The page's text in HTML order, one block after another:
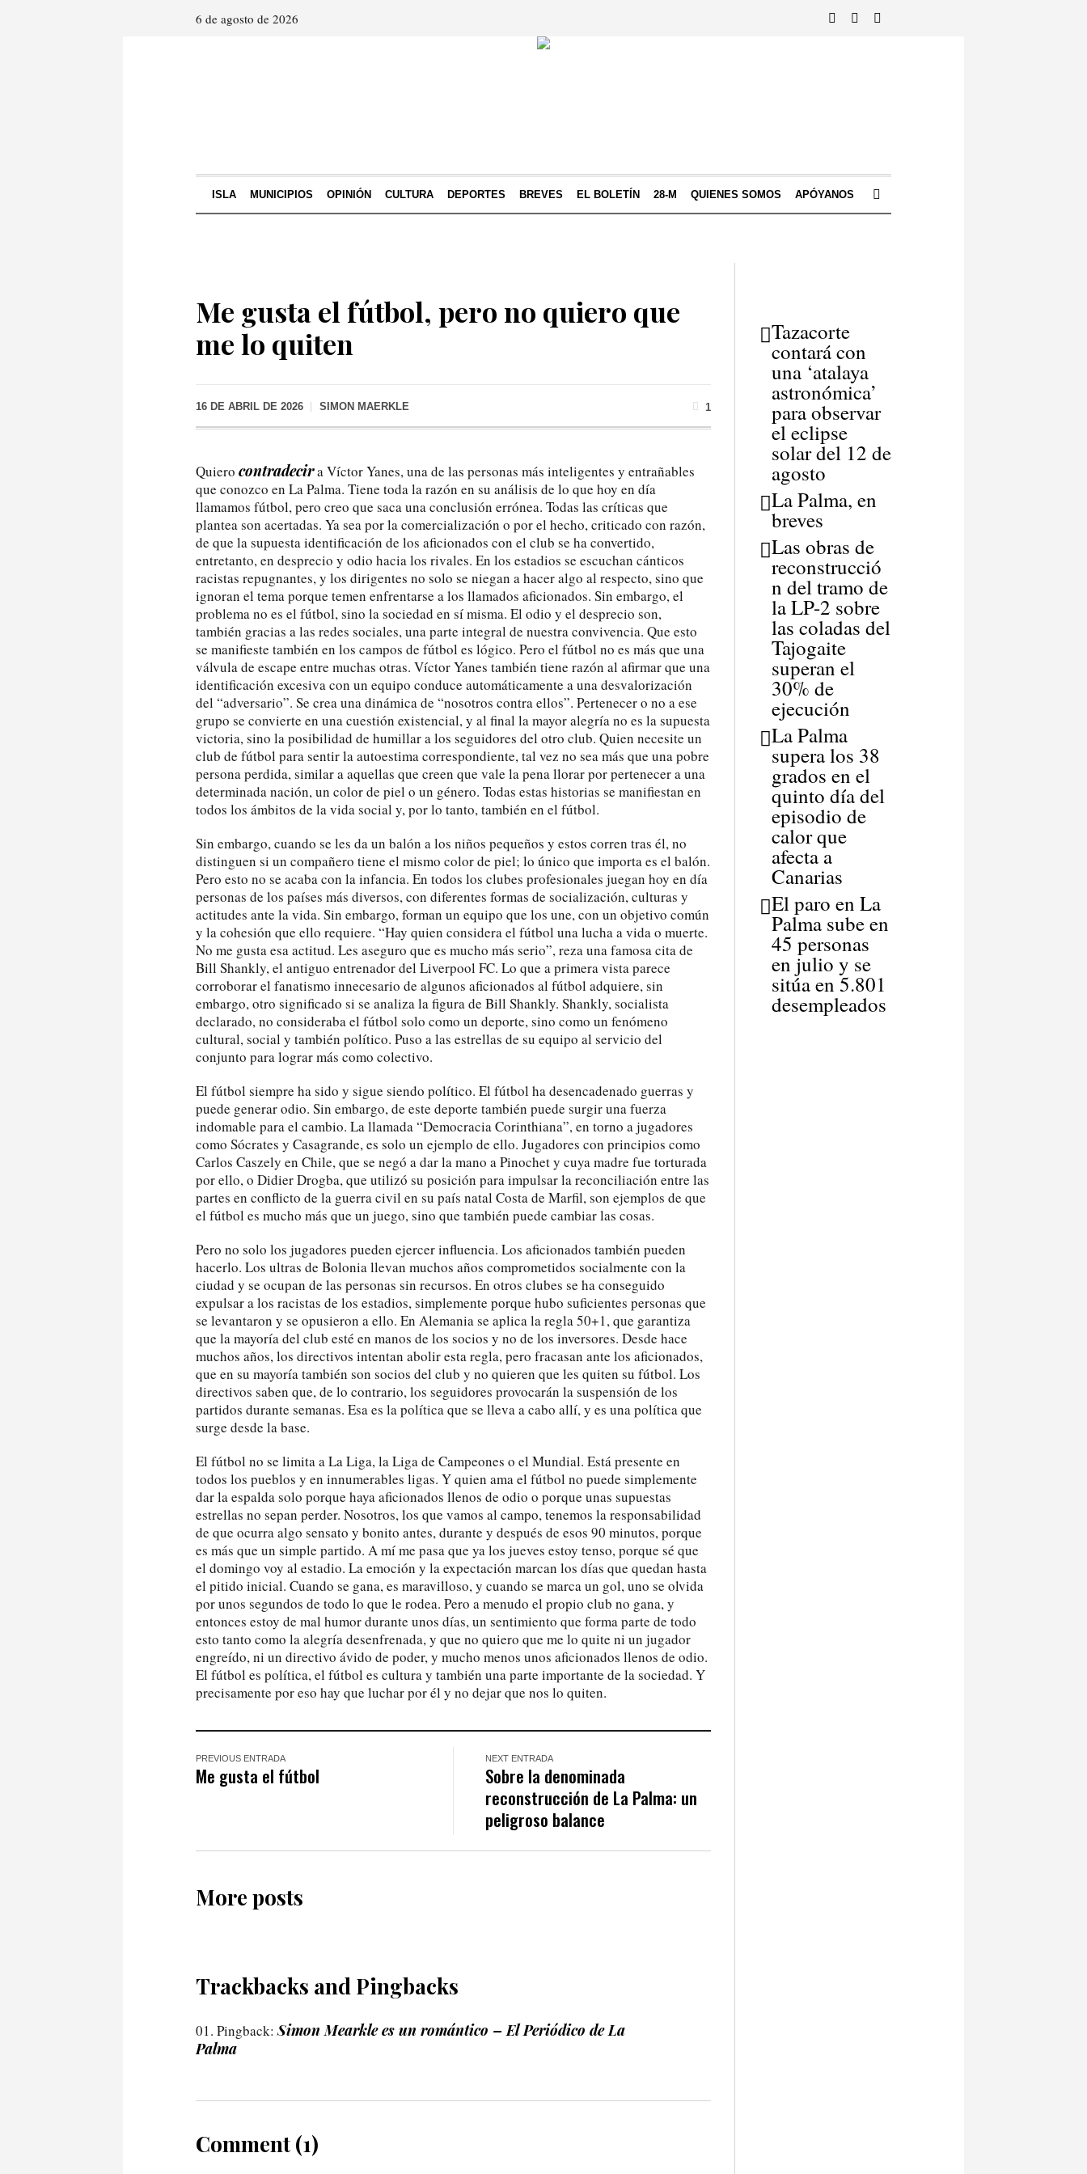
6 de agosto de 2026
ISLA MUNICIPIOS OPINIÓN CULTURA DEPORTES BREVES EL BOLETÍN 28-M QUIENES SOMOS APÓYANOS
Me gusta el fútbol, pero no quiero que
me lo quiten
16 DE ABRIL DE 2026 SIMON MAERKLE 1
Quiero contradecira Víctor Yanes, una de las personas más inteligentes y entrañables
que conozco en La Palma. Tiene toda la razón en su análisis de lo que hoy en día
llamamos fútbol, pero creo que saca una conclusión errónea. Todas las críticas que
plantea son acertadas. Ya sea por la comercialización o por el hecho, criticado con razón,
de que la supuesta identificación de los aficionados con el club se ha convertido,
entretanto, en desprecio y odio hacia los rivales. En los estadios se escuchan cánticos
racistas repugnantes, y los dirigentes no solo se niegan a hacer algo al respecto, sino que
ignoran el tema porque temen enfrentarse a los llamados aficionados. Sin embargo, el
problema no es el fútbol, sino la sociedad en sí misma. El odio y el desprecio son,
también gracias a las redes sociales, una parte integral de nuestra convivencia. Que esto
se manifieste también en los campos de fútbol es lógico. Pero el fútbol no es más que una
válvula de escape entre muchas otras. Víctor Yanes también tiene razón al afirmar que una
identificación excesiva con un equipo conduce automáticamente a una desvalorización
del “adversario”. Se crea una dinámica de “nosotros contra ellos”. Pertenecer o no a ese
grupo se convierte en una cuestión existencial, y al final la mayor alegría no es la supuesta
victoria, sino la posibilidad de humillar a los seguidores del otro club. Quien necesite un
club de fútbol para sentir la autoestima correspondiente, tal vez no sea más que una pobre
persona perdida, similar a aquellas que creen que vale la pena llorar por pertenecer a una
determinada nación, un color de piel o un género. Todas estas historias se manifiestan en
todos los ámbitos de la vida social y, por lo tanto, también en el fútbol.
Sin embargo, cuando se les da un balón a los niños pequeños y estos corren tras él, no
distinguen si un compañero tiene el mismo color de piel; lo único que importa es el balón.
Pero esto no se acaba con la infancia. En todos los clubes profesionales juegan hoy en día
personas de los países más diversos, con diferentes formas de socialización, culturas y
actitudes ante la vida. Sin embargo, forman un equipo que los une, con un objetivo común
y la cohesión que ello requiere. “Hay quien considera el fútbol una lucha a vida o muerte.
No me gusta esa actitud. Les aseguro que es mucho más serio”, reza una famosa cita de
Bill Shankly, el antiguo entrenador del Liverpool FC. Lo que a primera vista parece
corroborar el fanatismo innecesario de algunos aficionados al fútbol adquiere, sin
embargo, otro significado si se analiza la figura de Bill Shankly. Shankly, socialista
declarado, no consideraba el fútbol solo como un deporte, sino como un fenómeno
cultural, social y también político. Puso a las estrellas de su equipo al servicio del
conjunto para lograr más como colectivo.
El fútbol siempre ha sido y sigue siendo político. El fútbol ha desencadenado guerras y
puede generar odio. Sin embargo, de este deporte también puede surgir una fuerza
indomable para el cambio. La llamada “Democracia Corinthiana”, en torno a jugadores
como Sócrates y Casagrande, es solo un ejemplo de ello. Jugadores con principios como
Carlos Caszely en Chile, que se negó a dar la mano a Pinochet y cuya madre fue torturada
por ello, o Didier Drogba, que utilizó su posición para impulsar la reconciliación entre las
partes en conflicto de la guerra civil en su país natal Costa de Marfil, son ejemplos de que
el fútbol es mucho más que un juego, sino que también puede cambiar las cosas.
Pero no solo los jugadores pueden ejercer influencia. Los aficionados también pueden
hacerlo. Los ultras de Bolonia llevan muchos años comprometidos socialmente con la
ciudad y se ocupan de las personas sin recursos. En otros clubes se ha conseguido
expulsar a los racistas de los estadios, simplemente porque hubo suficientes personas que
se levantaron y se opusieron a ello. En Alemania se aplica la regla 50+1, que garantiza
que la mayoría del club esté en manos de los socios y no de los inversores. Desde hace
muchos años, los directivos intentan abolir esta regla, pero fracasan ante los aficionados,
que en su mayoría también son socios del club y no quieren que les quiten su fútbol. Los
directivos saben que, de lo contrario, los seguidores provocarán la suspensión de los
partidos durante semanas. Esa es la política que se lleva a cabo allí, y es una política que
surge desde la base.
El fútbol no se limita a La Liga, la Liga de Campeones o el Mundial. Está presente en
todos los pueblos y en innumerables ligas. Y quien ama el fútbol no puede simplemente
dar la espalda solo porque haya aficionados llenos de odio o porque unas supuestas
estrellas no sepan perder. Nosotros, los que vamos al campo, tenemos la responsabilidad
de que ocurra algo sensato y bonito antes, durante y después de esos 90 minutos, porque
es más que un simple partido. A mí me pasa que ya los jueves estoy tenso, porque sé que
el domingo voy al estadio. La emoción y la expectación marcan los días que quedan hasta
el pitido inicial. Cuando se gana, es maravilloso, y cuando se marca un gol, uno se olvida
por unos segundos de todo lo que le rodea. Pero a menudo el propio club no gana, y
entonces estoy de mal humor durante unos días, un sentimiento que forma parte de todo
esto tanto como la alegría desenfrenada, y que no quiero que me lo quite ni un jugador
engreído, ni un directivo ávido de poder, y mucho menos unos aficionados llenos de odio.
El fútbol es política, el fútbol es cultura y también una parte importante de la sociedad. Y
precisamente por eso hay que luchar por él y no dejar que nos lo quiten.
PREVIOUS ENTRADA
Me gusta el fútbol
NEXT ENTRADA
Sobre la denominada
reconstrucción de La Palma: un
peligroso balance
More posts
Trackbacks and Pingbacks
Pingback: Simon Mearkle es un romántico – El Periódico de La
Palma
Comment (1)
Tazacorte
contará con
una ‘atalaya
astronómica’
para observar
el eclipse
solar del 12 de
agosto
La Palma, en
breves
Las obras de
reconstrucció
n del tramo de
la LP-2 sobre
las coladas del
Tajogaite
superan el
30% de
ejecución
La Palma
supera los 38
grados en el
quinto día del
episodio de
calor que
afecta a
Canarias
El paro en La
Palma sube en
45 personas
en julio y se
sitúa en 5.801
desempleados